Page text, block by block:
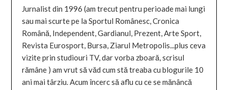
Jurnalist din 1996 (am trecut pentru perioade mai lungi
sau mai scurte pe la Sportul Românesc, Cronica
Română, Independent, Gardianul, Prezent, Arte Sport,
Revista Eurosport, Bursa, Ziarul Metropolis...plus ceva
vizite prin studiouri TV, dar vorba zboară, scrisul
rămâne ) am vrut să văd cum stă treaba cu blogurile 10
ani mai târziu. Acum încerc să aflu cu ce se mănâncă